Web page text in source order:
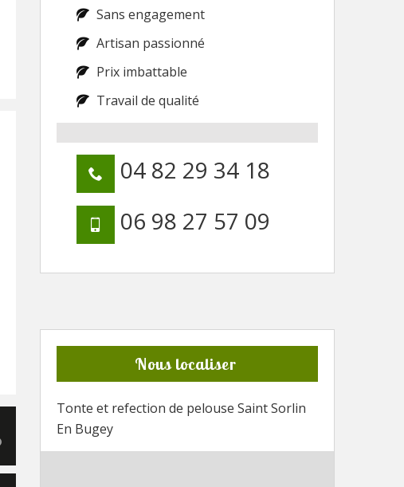
Sans engagement
Artisan passionné
Prix imbattable
Travail de qualité
04 82 29 34 18
06 98 27 57 09
Nous localiser
Tonte et refection de pelouse Saint Sorlin
En Bugey